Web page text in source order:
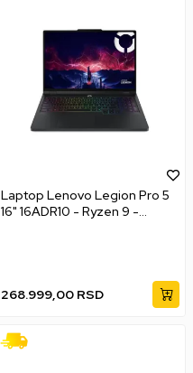
Laptop Lenovo Legion Pro 5
16" 16ADR10 - Ryzen 9 -
268.999,00 RSD